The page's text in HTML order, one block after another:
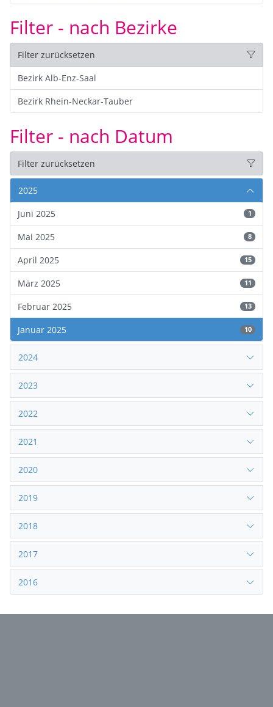
Filter - nach Bezirke
Filter zurücksetzen
Bezirk Alb-Enz-Saal
Bezirk Rhein-Neckar-Tauber
Filter - nach Datum
Filter zurücksetzen
2025
Juni 2025
1
Mai 2025 8
April 2025 15
März 2025 11
Februar 2025 13
Januar 2025 10
2024
2023
2022
2021
2020
2019
2018
2017
2016